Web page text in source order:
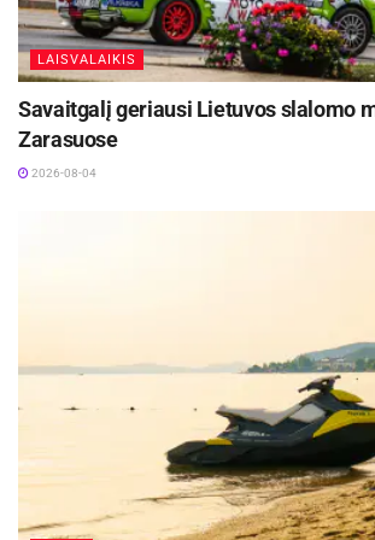
perdavimo bei fiksavo 12,9
vidurkį.
„Jaunas, tobulėti norintis
gali pataikyti iš toli ir gerai kovoja
kamuolių. Tikimės, kad jis ir toliau
tobulės bei bus svarbi mūsų
apie „Juventus“ naujoką kalbėjo
Eimantas Skersis.
Į Lietuvą K.Pohto atvyko po
LAISVALAIKIS
Savaitgalį geriausi Lietuvos slalomo
Zarasuose
2026-08-04